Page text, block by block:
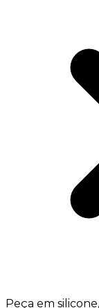
Peça em